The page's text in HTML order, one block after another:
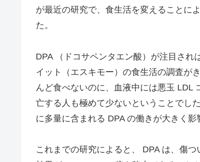
が最近の研究で、食生活を変えることに
た。
DPA （ドコサペンタエン酸）が注目され
イット（エスキモー）の食生活の調査が
んど食べないのに、血液中には悪玉 LDL
亡する人も極めて少ないということでし
に多量に含まれる DPA の働きが大きく影
これまでの研究によると、 DPA は、傷